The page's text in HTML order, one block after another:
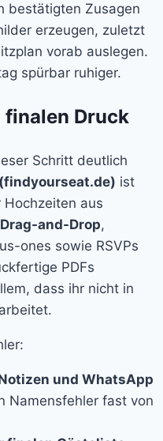
bestätigten Zusagen
erzeugen, zuletzt
vorab auslegen.
spürbar ruhiger.
finalen Druck
Schritt deutlich
ist
aus
Drag-and-Drop,
ones sowie RSVPs
PDFs
dass ihr nicht in
und WhatsApp
Namensfehler fast von